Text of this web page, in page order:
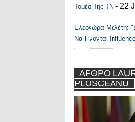
Τομέα Της ΤΝ - 22
Ελεονώρα Μελέτη:
Να Γίνονται
ΑΡΘΡΟ
PLOSCEANU